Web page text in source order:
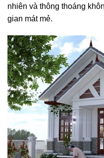
nhiên và thông thoáng
gian mát mẻ.